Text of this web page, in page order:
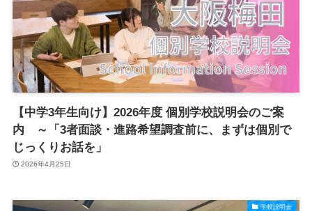
【中学3年生向け】2026年度 個別学校説明会のご案
内 ～「3者面談・進路希望調査前に、まずは個別で
じっくりお話を」
2026年4月25日
学校説明会